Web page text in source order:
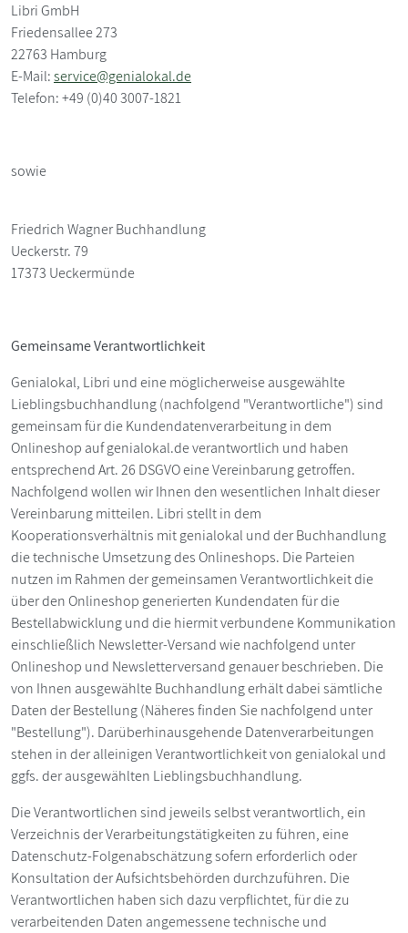
Libri GmbH
Friedensallee 273
22763 Hamburg
E-Mail:service@genialokal.de
Telefon: +49 (0)40 3007-1821
sowie
Friedrich Wagner Buchhandlung
Ueckerstr. 79
17373 Ueckermünde
Gemeinsame Verantwortlichkeit
Genialokal, Libri und eine möglicherweise ausgewählte
Lieblingsbuchhandlung (nachfolgend "Verantwortliche") sind
gemeinsam für die Kundendatenverarbeitung in dem
Onlineshop auf genialokal.de verantwortlich und haben
entsprechend Art. 26 DSGVO eine Vereinbarung getroffen.
Nachfolgend wollen wir Ihnen den wesentlichen Inhalt dieser
Vereinbarung mitteilen. Libri stellt in dem
Kooperationsverhältnis mit genialokal und der Buchhandlung
die technische Umsetzung des Onlineshops. Die Parteien
nutzen im Rahmen der gemeinsamen Verantwortlichkeit die
über den Onlineshop generierten Kundendaten für die
Bestellabwicklung und die hiermit verbundene Kommunikation
einschließlich Newsletter-Versand wie nachfolgend unter
Onlineshop und Newsletterversand genauer beschrieben. Die
von Ihnen ausgewählte Buchhandlung erhält dabei sämtliche
Daten der Bestellung (Näheres finden Sie nachfolgend unter
"Bestellung"). Darüberhinausgehende Datenverarbeitungen
stehen in der alleinigen Verantwortlichkeit von genialokal und
ggfs. der ausgewählten Lieblingsbuchhandlung.
Die Verantwortlichen sind jeweils selbst verantwortlich, ein
Verzeichnis der Verarbeitungstätigkeiten zu führen, eine
Datenschutz-Folgenabschätzung sofern erforderlich oder
Konsultation der Aufsichtsbehörden durchzuführen. Die
Verantwortlichen haben sich dazu verpflichtet, für die zu
verarbeitenden Daten angemessene technische und